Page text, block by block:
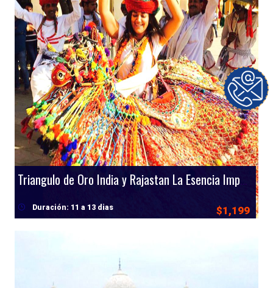
$1,199
Duración: 11 a 13 dias